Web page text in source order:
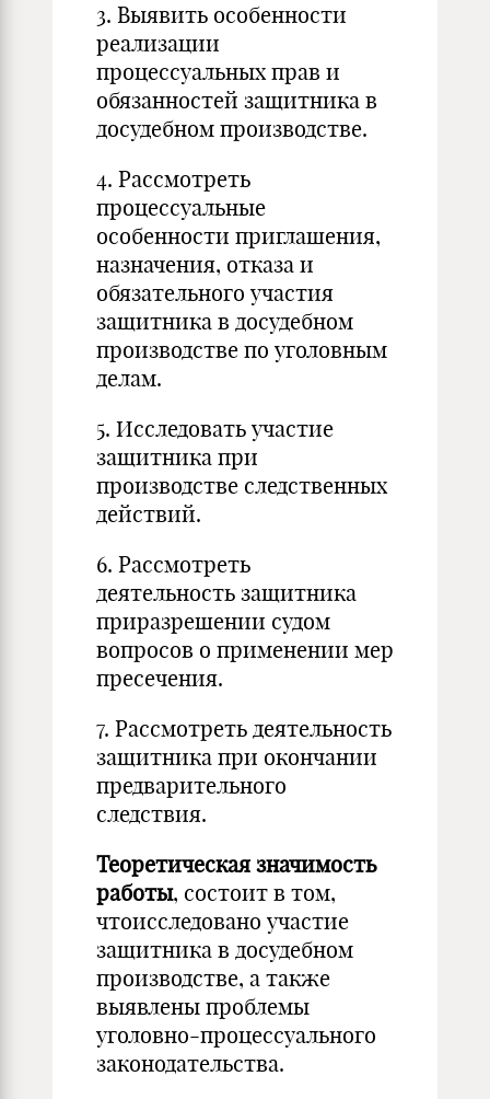
3. Выявить особенности
реализации
процессуальных прав и
обязанностей защитника в
досудебном производстве.
4. Рассмотреть
процессуальные
особенности приглашения,
назначения, отказа и
обязательного участия
защитника в досудебном
производстве по уголовным
делам.
5. Исследовать участие
защитника при
производстве следственных
действий.
6. Рассмотреть
деятельность защитника
приразрешении судом
вопросов о применении мер
пресечения.
7. Рассмотреть деятельность
защитника при окончании
предварительного
следствия.
Теоретическая значимость
работы, состоит в том,
чтоисследовано участие
защитника в досудебном
производстве, а также
выявлены проблемы
уголовно-процессуального
законодательства.